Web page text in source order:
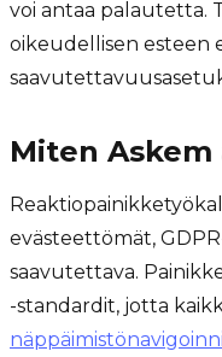
voi antaa palautetta.
oikeudellisen esteen
Miten Askem
evästeettömät,
saavutettava.
-standardit, jotta